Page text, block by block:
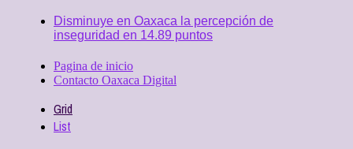
Disminuye en Oaxaca la percepción de
inseguridad en 14.89 puntos
Pagina de inicio
Contacto Oaxaca Digital
Grid
List